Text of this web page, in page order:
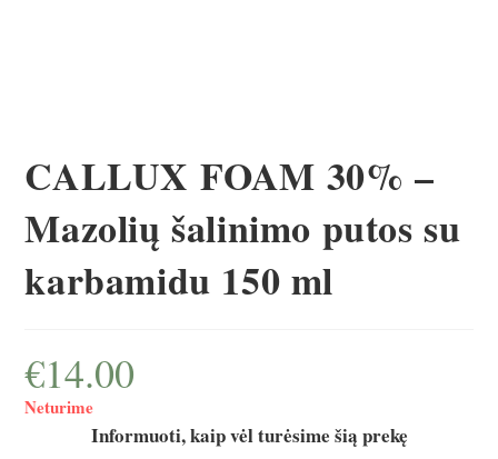
CALLUX FOAM 30% –
Mazolių šalinimo putos su
karbamidu 150 ml
€14.00
Neturime
Informuoti, kaip vėl turėsime šią prekę